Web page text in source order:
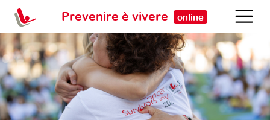
Prevenire è vivere online